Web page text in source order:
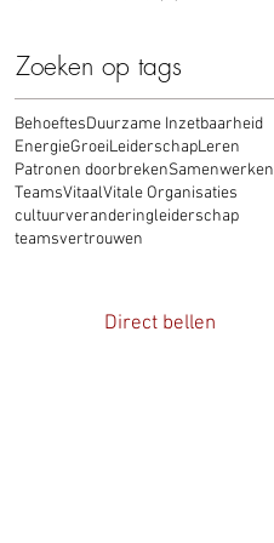
Zoeken op tags
BehoeftesDuurzame Inzetbaarheid
EnergieGroeiLeiderschapLeren
Patronen doorbrekenSamenwerken
TeamsVitaalVitale Organisaties
cultuurveranderingleiderschap
teamsvertrouwen
Direct bellen